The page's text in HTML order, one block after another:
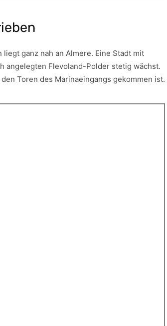
ganz nah an Almere. Eine Stadt mit
angelegten Flevoland-Polder stetig wächst.
Toren des Marinaeingangs gekommen ist.